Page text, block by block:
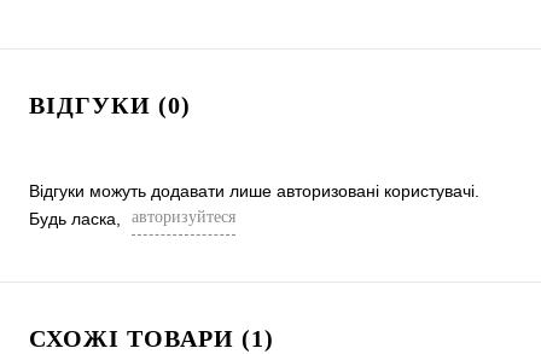
ВІДГУКИ (0)
Відгуки можуть додавати лише авторизовані користувачі.
Будь ласка,
авторизуйтеся
СХОЖІ ТОВАРИ (1)